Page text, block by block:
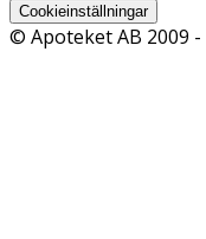
Cookieinställningar
© Apoteket AB 2009 -